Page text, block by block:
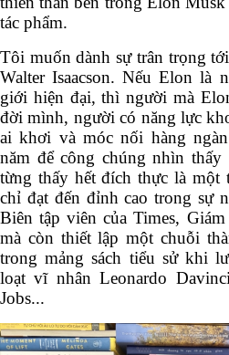
Xung đột không ngừng
cuồng như một quái vật với
loại như thiên thần bên trong
xuyên suốt tác phẩm.
Tôi muốn dành sự trân trọng
giả Walter Isaacson. Nếu Elon
thế giới hiện đại, thì người
chuyện đời mình, người có
chuyện chưa ai khơi và móc
trong suốt 3 năm để công
Musk họ chưa từng thấy hết
kiệt. Ông không chỉ đạt đến
báo chí với vai trò Biên tập
điều hành của CNN mà còn
công khó ai đánh đổ trong
danh mình cùng hàng loạt vĩ
Herry Kissinger, Steve Jobs...